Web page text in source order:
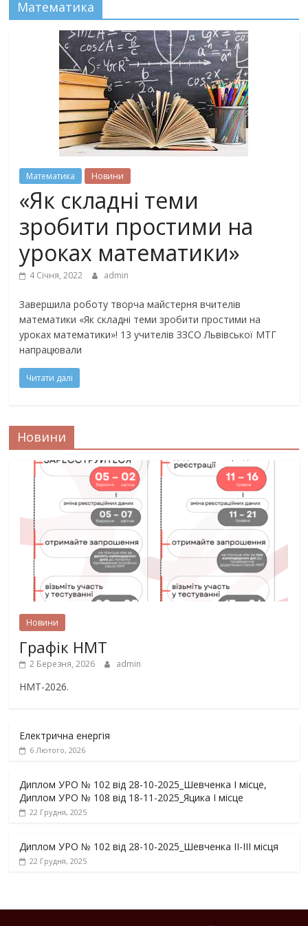
Математика
Математика Новини
«Як складні теми
зробити простими на
уроках математики»
4 Січня, 2022 admin
Завершила роботу творча майстерня вчителів
математики «Як складні теми зробити простими на
уроках математики»! 13 учителів ЗЗСО Львівської МТГ
напрацювали
Читати далі
Новини
Новини
Графік НМТ
2 Березня, 2026 admin
НМТ-2026.
Електрична енергія
6 Лютого, 2026
Диплом УРО № 102 від 28-10-2025_Шевченка І місце,
Диплом УРО № 108 від 18-11-2025_Яцика І місце
22 Грудня, 2025
Диплом УРО № 102 від 28-10-2025_Шевченка ІІ-ІІІ місця
22 Грудня, 2025